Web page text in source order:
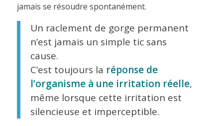
jamais se résoudre spontanément.
Un raclement de gorge permanent
n’est jamais un simple tic sans
cause.
C’est toujours la réponse de
l’organisme à une irritation réelle,
même lorsque cette irritation est
silencieuse et imperceptible.